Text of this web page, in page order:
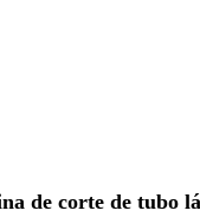
de corte de tubo